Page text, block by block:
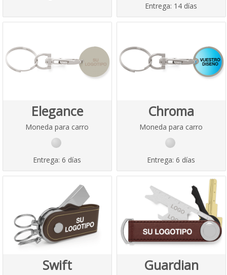
Entrega: 14 días
Elegance
Moneda para carro
Entrega: 6 días
Chroma
Moneda para carro
Entrega: 6 días
Swift Guardian